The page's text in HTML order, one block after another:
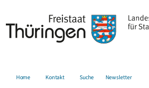
Home Kontakt Suche Newsletter